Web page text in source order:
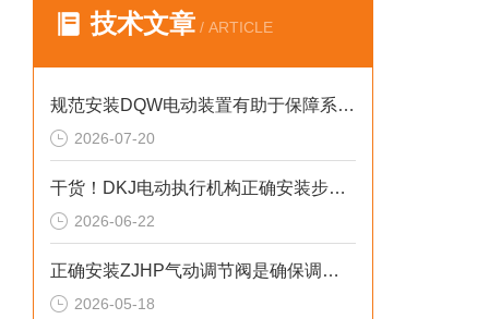
技术文章 / ARTICLE
规范安装DQW电动装置有助于保障系统长期稳定运行
2026-07-20
干货！DKJ电动执行机构正确安装步骤全指南
2026-06-22
正确安装ZJHP气动调节阀是确保调节精度与密封性的关键
2026-05-18